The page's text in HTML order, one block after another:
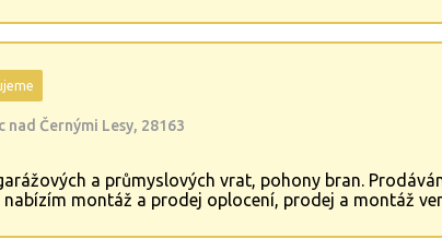
1499/74, Praha 4
Černými Lesy, 28163
a průmyslových vrat, pohony bran.
montáž a prodej oplocení, prodej a montáž